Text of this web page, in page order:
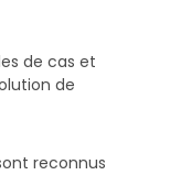
de cas et
de
reconnus